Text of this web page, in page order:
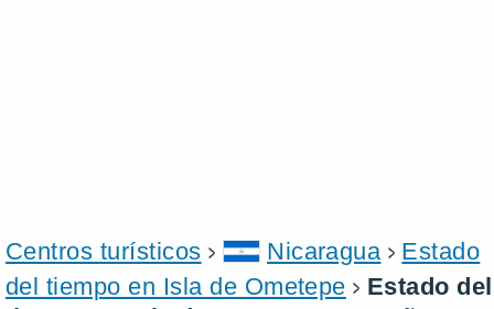
Centros turísticos Nicaragua
Estado
del tiempo en Isla de Ometepe
Estado del